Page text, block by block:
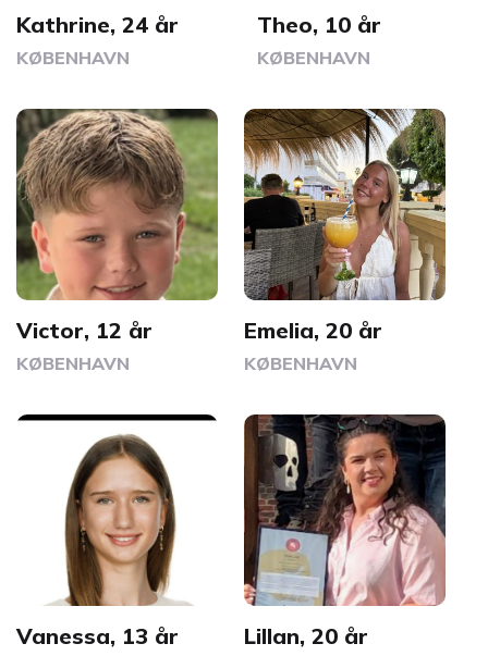
Kathrine, 24 år
KØBENHAVN
Theo, 10 år
KØBENHAVN
Victor, 12 år
KØBENHAVN
Emelia, 20 år
KØBENHAVN
Vanessa, 13 år Lillan, 20 år